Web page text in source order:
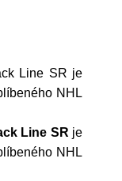
Line SR je
NHL
Line SR je
NHL